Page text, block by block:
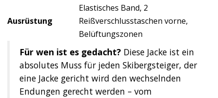
Ausrüstung
Elastisches Band, 2
Reißverschlusstaschen vorne,
Belüftungszonen
Für wen ist es gedacht? Diese Jacke ist ein
absolutes Muss für jeden Skibergsteiger, der
eine Jacke gericht wird den wechselnden
Endungen gerecht werden – vom